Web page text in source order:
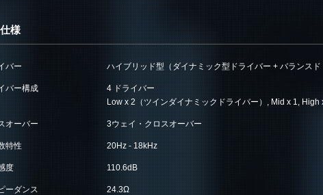
様
バー ハイブリッド型（ダイナミック型ドライバー + バランス
バー構成
4 ドライバー
Low x 2（ツインダイナミックドライバー）, Mid x 1, High
オーバー 3ウェイ・クロスオーバー
特性 20Hz - 18kHz
度 110.6dB
ーダンス 24.3Ω